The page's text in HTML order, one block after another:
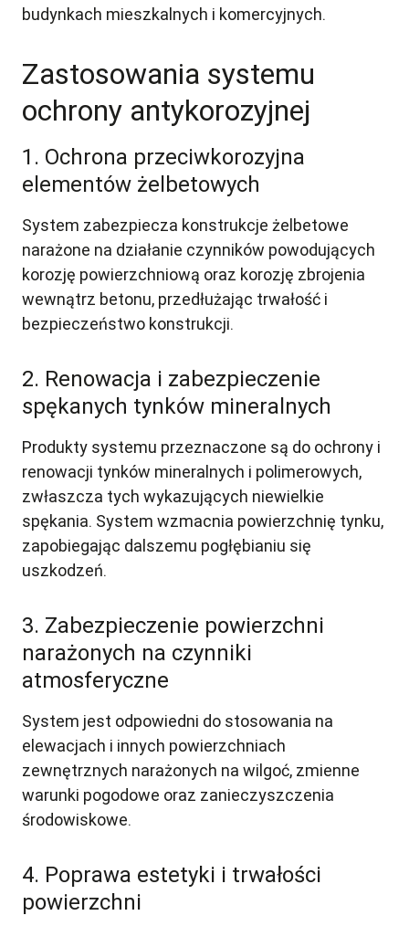
budynkach mieszkalnych i komercyjnych.
Zastosowania systemu
ochrony antykorozyjnej
1. Ochrona przeciwkorozyjna
elementów żelbetowych
System zabezpiecza konstrukcje żelbetowe
narażone na działanie czynników powodujących
korozję powierzchniową oraz korozję zbrojenia
wewnątrz betonu, przedłużając trwałość i
bezpieczeństwo konstrukcji.
2. Renowacja i zabezpieczenie
spękanych tynków mineralnych
Produkty systemu przeznaczone są do ochrony i
renowacji tynków mineralnych i polimerowych,
zwłaszcza tych wykazujących niewielkie
spękania. System wzmacnia powierzchnię tynku,
zapobiegając dalszemu pogłębianiu się
uszkodzeń.
3. Zabezpieczenie powierzchni
narażonych na czynniki
atmosferyczne
System jest odpowiedni do stosowania na
elewacjach i innych powierzchniach
zewnętrznych narażonych na wilgoć, zmienne
warunki pogodowe oraz zanieczyszczenia
środowiskowe.
4. Poprawa estetyki i trwałości
powierzchni